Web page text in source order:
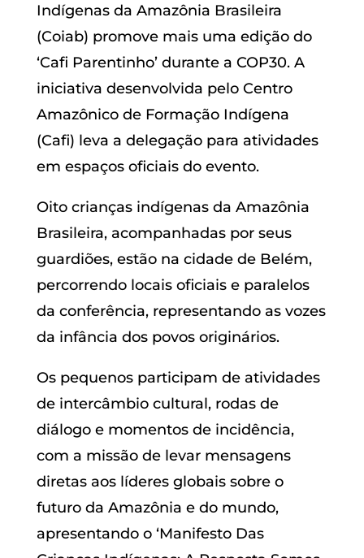
Indígenas da Amazônia Brasileira
(Coiab) promove mais uma edição do
‘Cafi Parentinho’ durante a COP30. A
iniciativa desenvolvida pelo Centro
Amazônico de Formação Indígena
(Cafi) leva a delegação para atividades
em espaços oficiais do evento.
Oito crianças indígenas da Amazônia
Brasileira, acompanhadas por seus
guardiões, estão na cidade de Belém,
percorrendo locais oficiais e paralelos
da conferência, representando as vozes
da infância dos povos originários.
Os pequenos participam de atividades
de intercâmbio cultural, rodas de
diálogo e momentos de incidência,
com a missão de levar mensagens
diretas aos líderes globais sobre o
futuro da Amazônia e do mundo,
apresentando o ‘Manifesto Das